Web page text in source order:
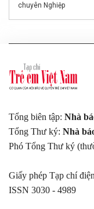
chuyên Nghiệp
Tổng biên tập: Nhà
Tổng Thư ký: Nhà
Phó Tổng Thư ký
Giấy phép Tạp chí
ISSN 3030 - 4989